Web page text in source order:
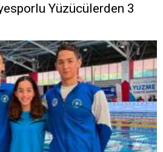
Yüzücülerden 3